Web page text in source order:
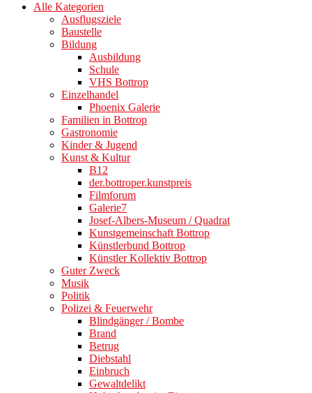
Alle Kategorien
Ausflugsziele
Baustelle
Bildung
Ausbildung
Schule
VHS Bottrop
Einzelhandel
Phoenix Galerie
Familien in Bottrop
Gastronomie
Kinder & Jugend
Kunst & Kultur
B12
der.bottroper.kunstpreis
Filmforum
Galerie7
Josef-Albers-Museum / Quadrat
Kunstgemeinschaft Bottrop
Künstlerbund Bottrop
Künstler Kollektiv Bottrop
Guter Zweck
Musik
Politik
Polizei & Feuerwehr
Blindgänger / Bombe
Brand
Betrug
Diebstahl
Einbruch
Gewaltdelikt